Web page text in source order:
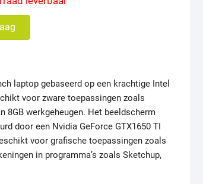
laptop gebaseerd op een krachtige Intel
voor zware toepassingen zoals
8GB werkgeheugen. Het beeldscherm
door een Nvidia GeForce GTX1650 TI
voor grafische toepassingen zoals
in programma’s zoals Sketchup,